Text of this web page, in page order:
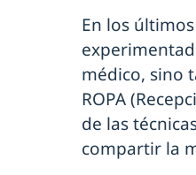
En los
médico, sino
ROPA
de las
compartir la